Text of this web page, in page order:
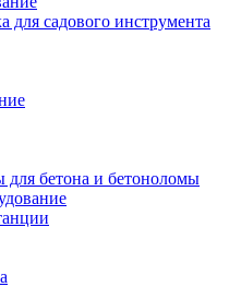
для садового инструмента
бетона и бетоноломы